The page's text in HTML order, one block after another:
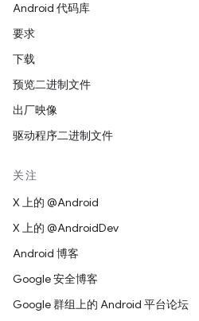
Android 代码库
要求
下载
预览二进制文件
出厂映像
驱动程序二进制文件
关注
X 上的 @Android
X 上的 @AndroidDev
Android 博客
Google 安全博客
Google 群组上的 Android 平台论坛